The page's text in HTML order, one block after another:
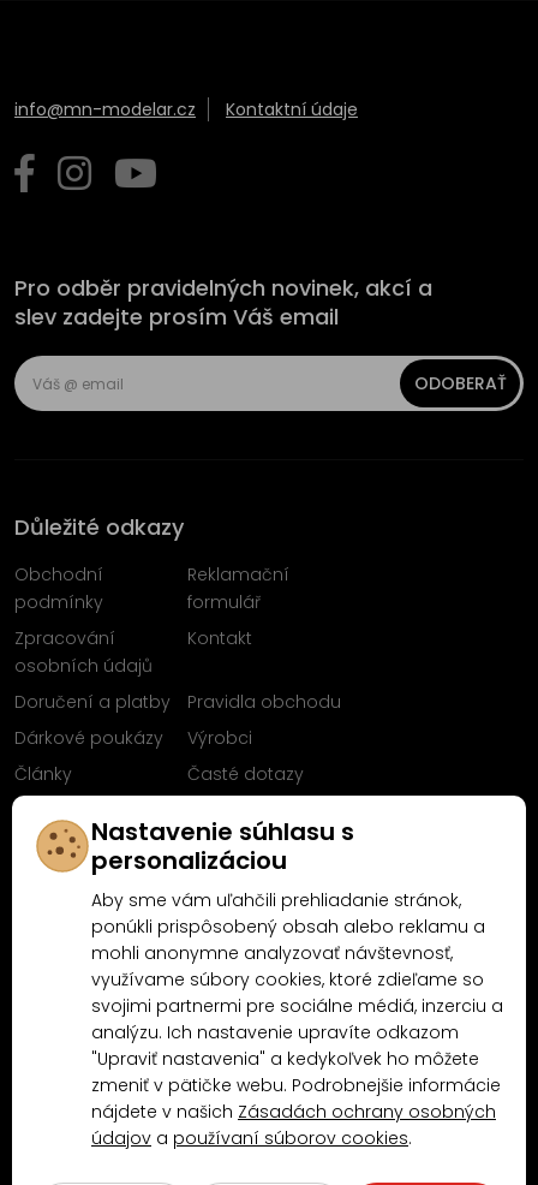
info@mn-modelar.cz Kontaktní údaje
Pro odběr pravidelných novinek, akcí a
slev zadejte prosím Váš email
ODOBERAŤ
Důležité odkazy
Obchodní
podmínky
Reklamační
formulář
Zpracování
osobních údajů
Kontakt
Doručení a platby
Pravidla obchodu
Dárkové poukázy
Výrobci
Články
Časté dotazy
Facebooku
Proč nakoupit u MN-Modelář.cz
4.9/5(10481x) 4.5/5 (189x)
Nastavenie súhlasu s
personalizáciou
Aby sme vám uľahčili prehliadanie stránok,
ponúkli prispôsobený obsah alebo reklamu a
mohli anonymne analyzovať návštevnosť,
využívame súbory cookies, ktoré zdieľame so
svojimi partnermi pre sociálne médiá, inzerciu a
analýzu. Ich nastavenie upravíte odkazom
"Upraviť nastavenia" a kedykoľvek ho môžete
zmeniť v pätičke webu. Podrobnejšie informácie
nájdete v našich Zásadách ochrany osobných
údajov a používaní súborov cookies.